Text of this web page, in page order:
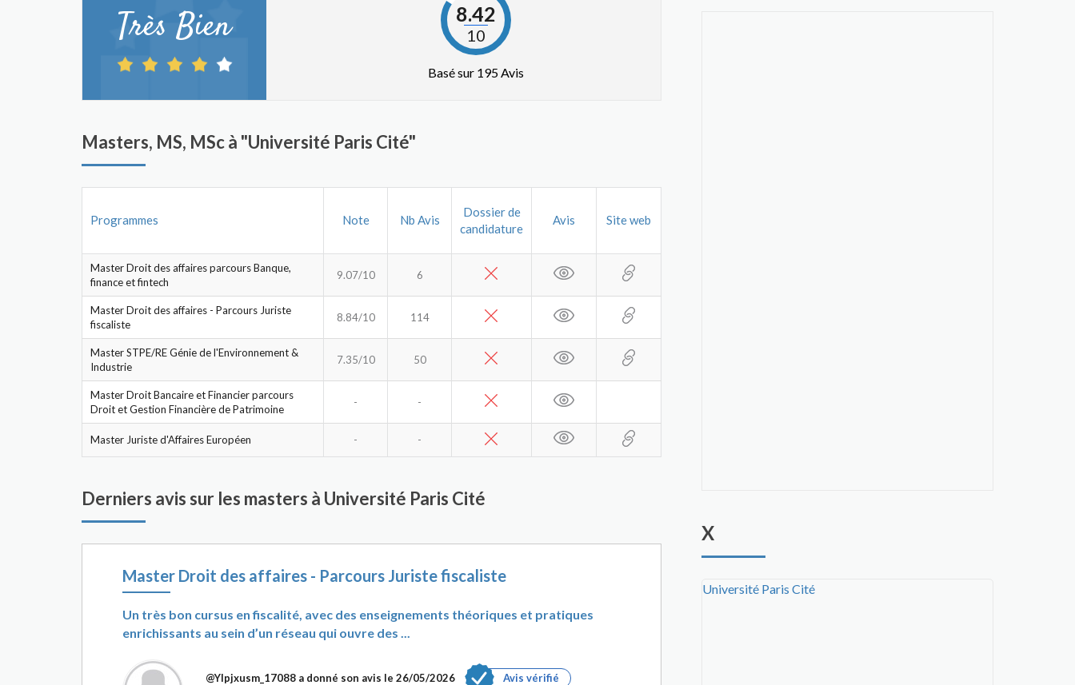
Très Bien 8.42
10
Basé sur 195 Avis
Masters, MS, MSc à "Université Paris Cité"
Programmes Note Nb Avis
Dossier de
candidature
Avis Site web
Master Droit des affaires parcours Banque,
finance et fintech
9.07/10 6
Master Droit des affaires - Parcours Juriste
fiscaliste
8.84/10 114
Master STPE/RE Génie de l'Environnement &
Industrie
7.35/10 50
Master Droit Bancaire et Financier parcours
Droit et Gestion Financière de Patrimoine
- -
Master Juriste d'Affaires Européen - -
Derniers avis sur les masters à Université Paris Cité
Master Droit des affaires - Parcours Juriste fiscaliste
Un très bon cursus en fiscalité, avec des enseignements théoriques et pratiques
enrichissants au sein d’un réseau qui ouvre des ...
@Ylpjxusm_17088 a donné son avis le 26/05/2026 Avis vérifié
X
Université Paris Cité